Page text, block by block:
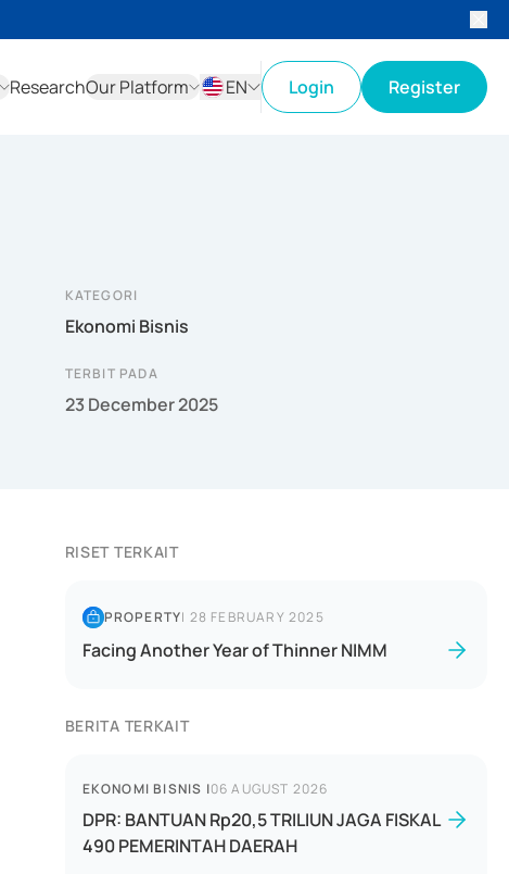
ResearchOur Platform
EN
Login Register
KATEGORI
Ekonomi Bisnis
TERBIT PADA
23 December 2025
RISET TERKAIT
PROPERTY| 28 FEBRUARY 2025
Facing Another Year of Thinner NIMM
BERITA TERKAIT
EKONOMI BISNIS |06 AUGUST 2026
DPR: BANTUAN Rp20,5 TRILIUN JAGA FISKAL
490 PEMERINTAH DAERAH